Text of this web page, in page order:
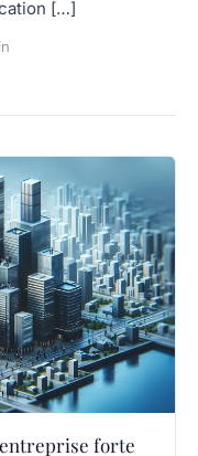
[…]
forte